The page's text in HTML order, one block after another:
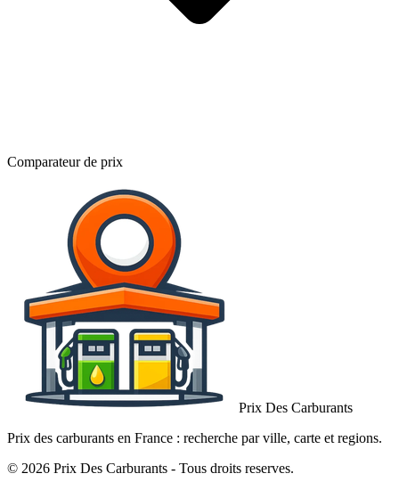
Comparateur de prix
Prix Des Carburants
Prix des carburants en France : recherche par ville, carte et regions.
© 2026 Prix Des Carburants - Tous droits reserves.